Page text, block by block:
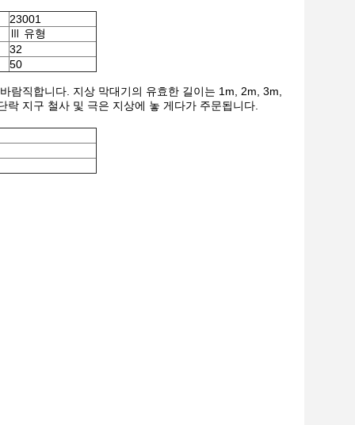
23001
Ⅲ 유형
32
50
람직합니다. 지상 막대기의 유효한 길이는 1m, 2m, 3m,
지구 철사 및 극은 지상에 놓 게다가 주문됩니다.